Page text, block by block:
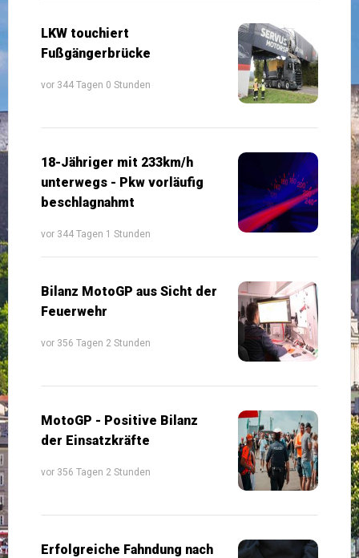
LKW touchiert
Fußgängerbrücke
vor 344 Tagen 0 Stunden
18-Jähriger mit 233km/h
unterwegs - Pkw vorläufig
beschlagnahmt
vor 344 Tagen 1 Stunden
Bilanz MotoGP aus Sicht der
Feuerwehr
vor 356 Tagen 2 Stunden
MotoGP - Positive Bilanz
der Einsatzkräfte
vor 356 Tagen 2 Stunden
Erfolgreiche Fahndung nach